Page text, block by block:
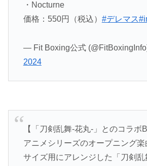
・Nocturne
価格：550円（税込） #デレマス
— Fit Boxing公式
2024
【「刀剣乱舞-花丸-」とのコラボ
アニメシリーズのオープニング
サイズ用にアレンジした「刀剣乱